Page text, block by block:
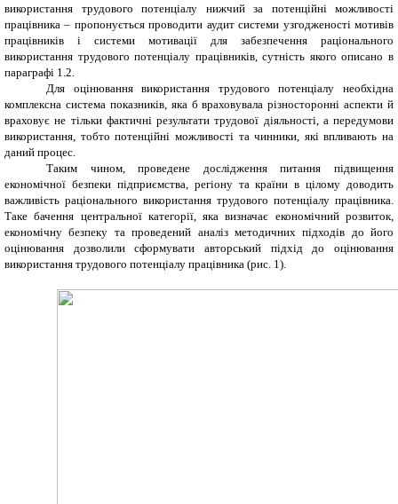
використання трудового потенціалу нижчий за потенційні можливості
працівника – пропонується проводити аудит системи узгодженості мотивів
працівників і системи мотивації для забезпечення раціонального
використання трудового потенціалу працівників, сутність якого описано в
параграфі 1.2.
Для оцінювання використання трудового потенціалу необхідна
комплексна система показників, яка б враховувала різносторонні аспекти й
враховує не тільки фактичні результати трудової діяльності, а передумови
використання, тобто потенційні можливості та чинники, які впливають на
даний процес.
Таким чином, проведене дослідження питання підвищення
економічної безпеки підприємства, регіону та країни в цілому доводить
важливість раціонального використання трудового потенціалу працівника.
Таке бачення центральної категорії, яка визначає економічний розвиток,
економічну безпеку та проведений аналіз методичних підходів до його
оцінювання дозволили сформувати авторський підхід до оцінювання
використання трудового потенціалу працівника (рис. 1).